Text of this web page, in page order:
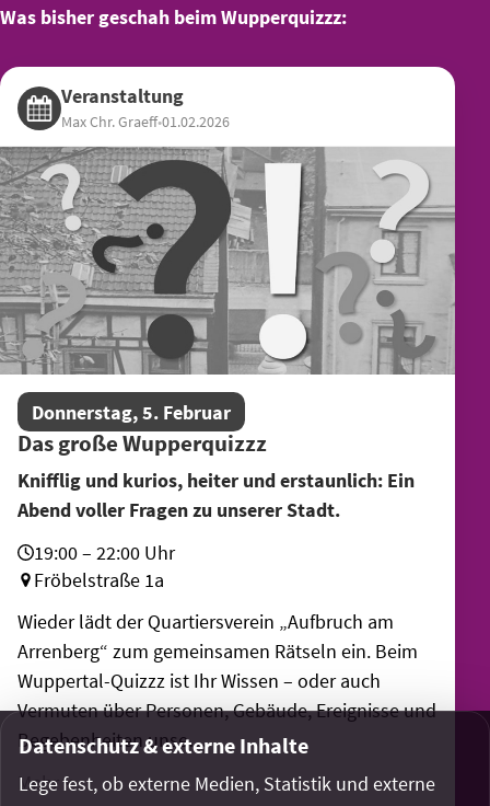
Was bisher geschah beim Wupperquizzz:
Veranstaltung
Max Chr. Graeff•01.02.2026
Donnerstag, 5. Februar
Das große Wupperquizzz
Knifflig und kurios, heiter und erstaunlich: Ein
Abend voller Fragen zu unserer Stadt.
19:00 – 22:00 Uhr
Fröbelstraße 1a
Wieder lädt der Quartiersverein „Aufbruch am
Arrenberg“ zum gemeinsamen Rätseln ein. Beim
Wuppertal-Quizzz ist Ihr Wissen – oder auch
Vermuten über Personen, Gebäude, Ereignisse und
Begebenheiten unse…
Mehr
Datenschutz & externe Inhalte
Lege fest, ob externe Medien, Statistik und externe